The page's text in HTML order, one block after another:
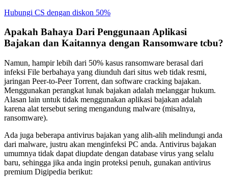
Hubungi CS dengan diskon 50%
Apakah Bahaya Dari Penggunaan Aplikasi
Bajakan dan Kaitannya dengan Ransomware tcbu?
Namun, hampir lebih dari 50% kasus ransomware berasal dari
infeksi File berbahaya yang diunduh dari situs web tidak resmi,
jaringan Peer-to-Peer Torrent, dan software cracking bajakan.
Menggunakan perangkat lunak bajakan adalah melanggar hukum.
Alasan lain untuk tidak menggunakan aplikasi bajakan adalah
karena alat tersebut sering mengandung malware (misalnya,
ransomware).
Ada juga beberapa antivirus bajakan yang alih-alih melindungi anda
dari malware, justru akan menginfeksi PC anda. Antivirus bajakan
umumnya tidak dapat diupdate dengan database virus yang selalu
baru, sehingga jika anda ingin proteksi penuh, gunakan antivirus
premium Digipedia berikut: